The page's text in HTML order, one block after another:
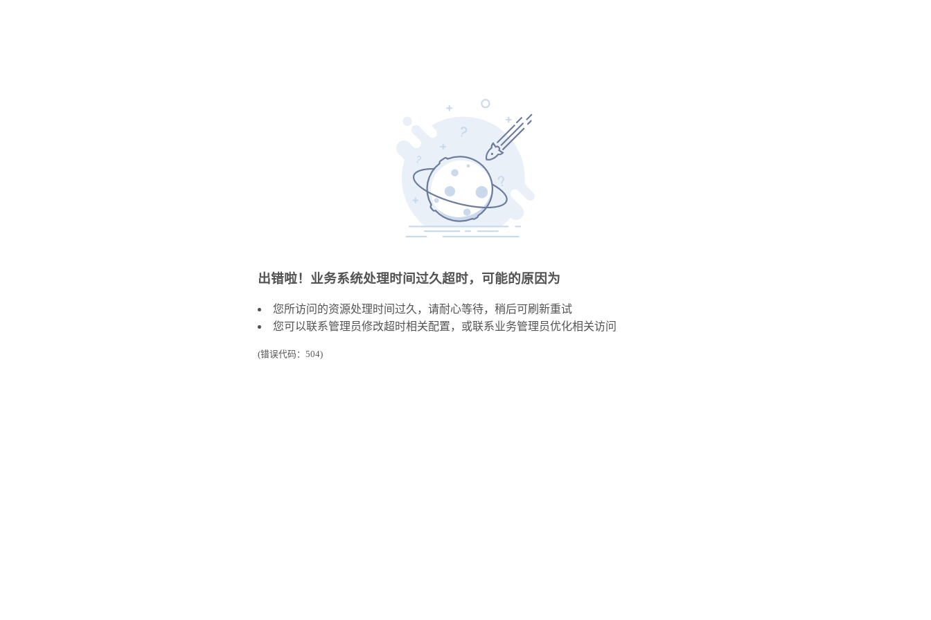
出错啦！业务系统处理时间过久超时，可能的原因为
您所访问的资源处理时间过久，请耐心等待，稍后可刷新重试
您可以联系管理员修改超时相关配置，或联系业务管理员优化相关访问
(错误代码：504)